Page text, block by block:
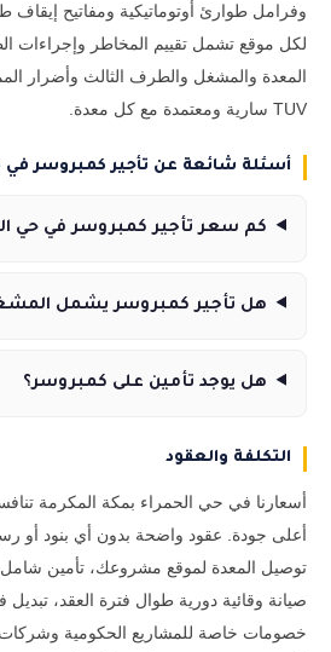
وفرامل طوارئ أوتوماتيكية ومفاتيح
لكل موقع تشمل تقييم المخاطر وإجراءات
المعدة والمشغل والطرف الثالث وأضرار
TUV سارية ومعتمدة مع كل معدة.
أسئلة شائعة عن تأجير كمبروسر في
كم سعر تأجير كمبروسر في حي
هل تأجير كمبروسر يشمل
هل يوجد تأمين على كمبروسر؟
التكلفة والعقود
أسعارنا في حي الحمراء بمكة المكرمة
أعلى جودة. عقود واضحة بدون أي بنود أو
توصيل المعدة لموقع مشروعك، تأمين
صيانة وقائية دورية طوال فترة العقد،
خصومات خاصة للمشاريع الحكومية وشركات